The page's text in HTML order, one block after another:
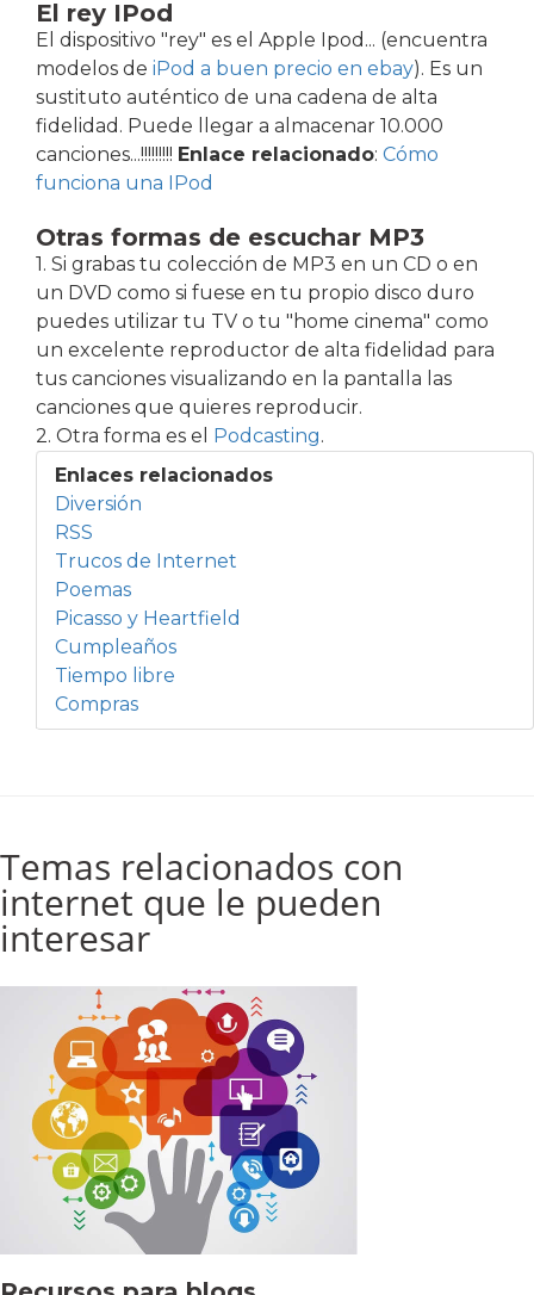
El rey IPod
El dispositivo "rey" es el Apple Ipod... (encuentra
modelos de iPod a buen precio en ebay). Es un
sustituto auténtico de una cadena de alta
fidelidad. Puede llegar a almacenar 10.000
canciones...!!!!!!!!! Enlace relacionado: Cómo
funciona una IPod
Otras formas de escuchar MP3
1. Si grabas tu colección de MP3 en un CD o en
un DVD como si fuese en tu propio disco duro
puedes utilizar tu TV o tu "home cinema" como
un excelente reproductor de alta fidelidad para
tus canciones visualizando en la pantalla las
canciones que quieres reproducir.
2. Otra forma es el
Podcasting.
Enlaces relacionados
Diversión
RSS
Trucos de Internet
Poemas
Picasso y Heartfield
Cumpleaños
Tiempo libre
Compras
Temas relacionados con
internet que le pueden
interesar